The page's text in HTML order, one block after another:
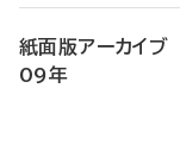
紙面版アーカ
09年